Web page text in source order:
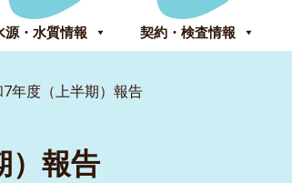
源・水質情報 契約・検査情報
年度（上半期）報告
）報告